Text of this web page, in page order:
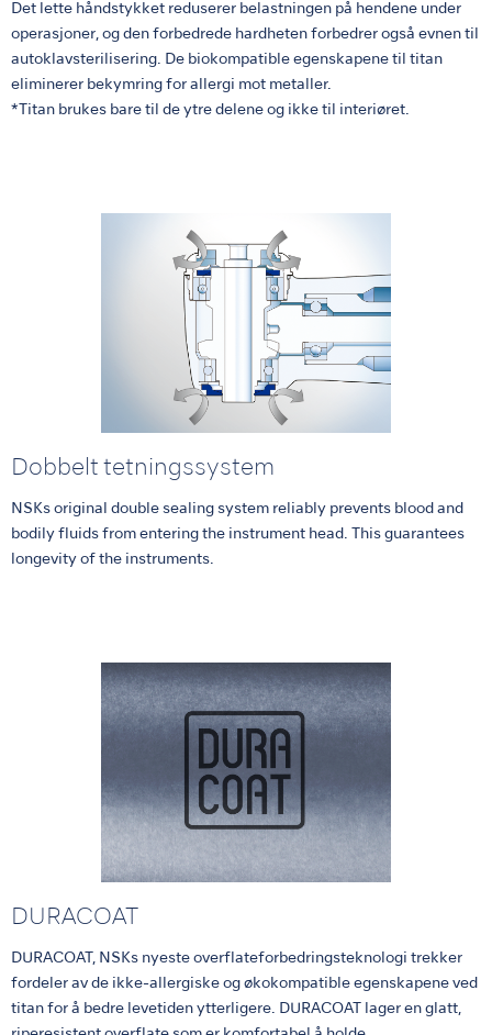
Det lette håndstykket reduserer belastningen på hendene under
operasjoner, og den forbedrede hardheten forbedrer også evnen til
autoklavsterilisering. De biokompatible egenskapene til titan
eliminerer bekymring for allergi mot metaller.
*Titan brukes bare til de ytre delene og ikke til interiøret.
Dobbelt tetningssystem
NSKs original double sealing system reliably prevents blood and
bodily fluids from entering the instrument head. This guarantees
longevity of the instruments.
DURACOAT
DURACOAT, NSKs nyeste overflateforbedringsteknologi trekker
fordeler av de ikke-allergiske og økokompatible egenskapene ved
titan for å bedre levetiden ytterligere. DURACOAT lager en glatt,